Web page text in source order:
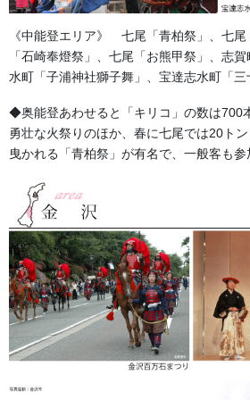
森景楽天市場店で獅子毛柄生地を販売し
ちらから！
《中能登エリア》 七尾「青柏祭」、七
「石崎奉燈祭」、七尾「お熊甲祭」、志
水町「子浦神社獅子舞」、宝達志水町「三
◆奥能登あわせると「キリコ」の数は700
勇壮な火祭りのほか、春に七尾では20ト
曳かれる「青柏祭」が有名で、一般客も参